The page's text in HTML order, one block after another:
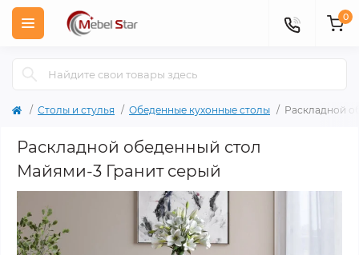
0
Столы и стулья Обеденные кухонные столы Раскладной
Раскладной обеденный стол
Майями-3 Гранит серый